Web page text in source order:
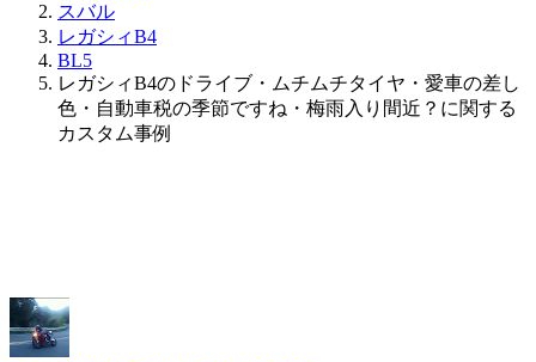
スバル
レガシィB4
BL5
レガシィB4のドライブ・ムチムチタイヤ・愛車の差し
色・自動車税の季節ですね・梅雨入り間近？に関する
カスタム事例